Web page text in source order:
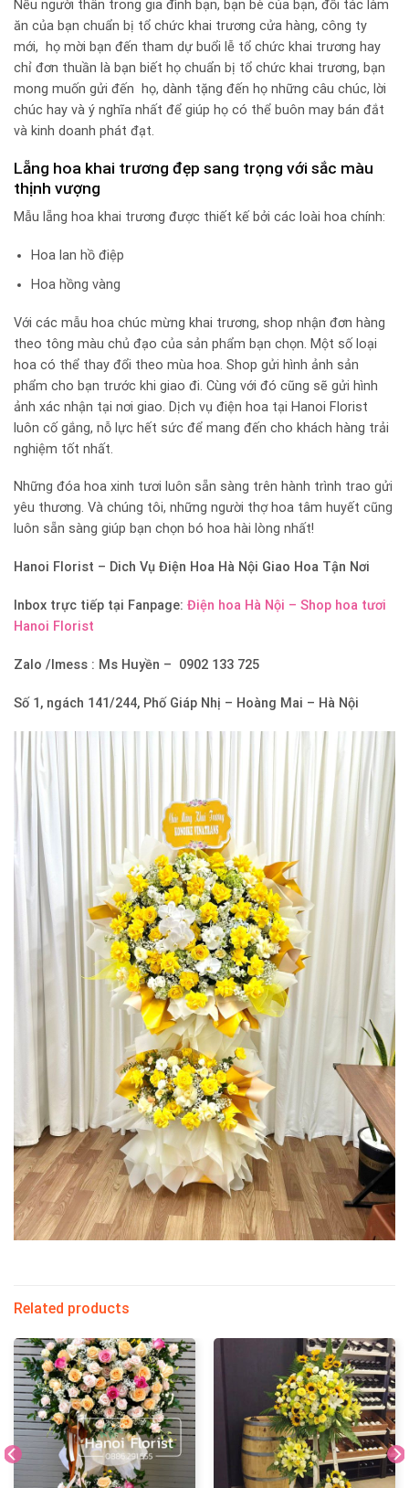
Nếu người thân trong gia đình bạn, bạn bè của bạn, đối tác làm
ăn của bạn chuẩn bị tổ chức khai trương cửa hàng, công ty
mới, họ mời bạn đến tham dự buổi lễ tổ chức khai trương hay
chỉ đơn thuần là bạn biết họ chuẩn bị tổ chức khai trương, bạn
mong muốn gửi đến họ, dành tặng đến họ những câu chúc, lời
chúc hay và ý nghĩa nhất để giúp họ có thể buôn may bán đắt
và kinh doanh phát đạt.
Lẵng hoa khai trương đẹp sang trọng với sắc màu
thịnh vượng
Mẫu lẵng hoa khai trương được thiết kế bởi các loài hoa chính:
Hoa lan hồ điệp
Hoa hồng vàng
Với các mẫu hoa chúc mừng khai trương, shop nhận đơn hàng
theo tông màu chủ đạo của sản phẩm bạn chọn. Một số loại
hoa có thể thay đổi theo mùa hoa. Shop gửi hình ảnh sản
phẩm cho bạn trước khi giao đi. Cùng với đó cũng sẽ gửi hình
ảnh xác nhận tại nơi giao. Dịch vụ điện hoa tại Hanoi Florist
luôn cố gắng, nỗ lực hết sức để mang đến cho khách hàng trải
nghiệm tốt nhất.
Những đóa hoa xinh tươi luôn sẵn sàng trên hành trình trao gửi
yêu thương. Và chúng tôi, những người thợ hoa tâm huyết cũng
luôn sẵn sàng giúp bạn chọn bó hoa hài lòng nhất!
Hanoi Florist – Dich Vụ Điện Hoa Hà Nội Giao Hoa Tận Nơi
Inbox trực tiếp tại Fanpage: Điện hoa Hà Nội – Shop hoa tươi
Hanoi Florist
Zalo /Imess : Ms Huyền – 0902 133 725
Số 1, ngách 141/244, Phố Giáp Nhị – Hoàng Mai – Hà Nội
Related products